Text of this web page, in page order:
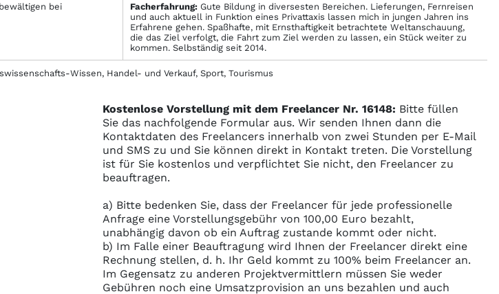
bei
Facher­fahrung: Gute Bildung in diversesten Bereichen. Lieferungen, Fernreisen
und auch aktuell in Funktion eines Privattaxis lassen mich in jungen Jahren ins
Erfahrene gehen. Spaßhafte, mit Ernsthaftigkeit betrachtete Weltanschauung,
die das Ziel verfolgt, die Fahrt zum Ziel werden zu lassen, ein Stück weiter zu
kommen. Selbständig seit 2014.
Wissen, Handel- und Verkauf, Sport, Tourismus
Kostenlose Vorstellung mit dem Freelancer Nr. 16148: Bitte füllen
Sie das nachfolgende Formular aus. Wir senden Ihnen dann die
Kontaktdaten des Freelancers innerhalb von zwei Stunden per E-Mail
und SMS zu und Sie können direkt in Kontakt treten. Die Vorstellung
ist für Sie kostenlos und verpflichtet Sie nicht, den Freelancer zu
beauftragen.
a) Bitte bedenken Sie, dass der Freelancer für jede professionelle
Anfrage eine Vorstellungsgebühr von 100,00 Euro bezahlt,
unabhängig davon ob ein Auftrag zustande kommt oder nicht.
b) Im Falle einer Beauftragung wird Ihnen der Freelancer direkt eine
Rechnung stellen, d. h. Ihr Geld kommt zu 100% beim Freelancer an.
Im Gegensatz zu anderen Projektvermittlern müssen Sie weder
Gebühren noch eine Umsatzprovision an uns bezahlen und auch